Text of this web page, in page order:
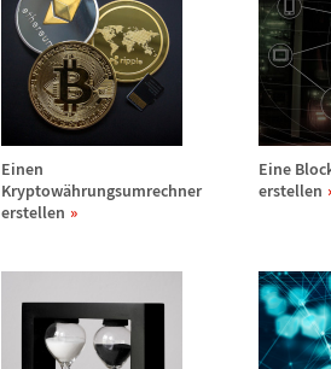
Einen
Kryptowährungsumrechner
erstellen
Eine
erstellen